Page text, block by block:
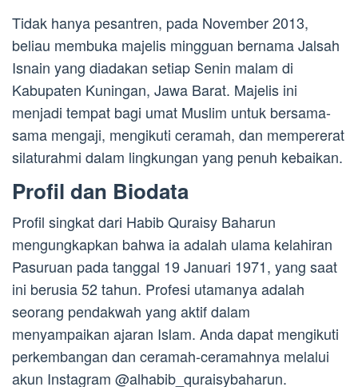
Tidak hanya pesantren, pada November 2013,
beliau membuka majelis mingguan bernama Jalsah
Isnain yang diadakan setiap Senin malam di
Kabupaten Kuningan, Jawa Barat. Majelis ini
menjadi tempat bagi umat Muslim untuk bersama-
sama mengaji, mengikuti ceramah, dan mempererat
silaturahmi dalam lingkungan yang penuh kebaikan.
Profil dan Biodata
Profil singkat dari Habib Quraisy Baharun
mengungkapkan bahwa ia adalah ulama kelahiran
Pasuruan pada tanggal 19 Januari 1971, yang saat
ini berusia 52 tahun. Profesi utamanya adalah
seorang pendakwah yang aktif dalam
menyampaikan ajaran Islam. Anda dapat mengikuti
perkembangan dan ceramah-ceramahnya melalui
akun Instagram @alhabib_quraisybaharun.